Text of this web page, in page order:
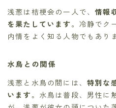
浅葱は桔梗会の一人で、情報
を果たしています。冷静でク
内情をよく知る人物でもあり
水鳥との関係
浅葱と水鳥の間には、 特別な
います。水鳥は普段、男性に